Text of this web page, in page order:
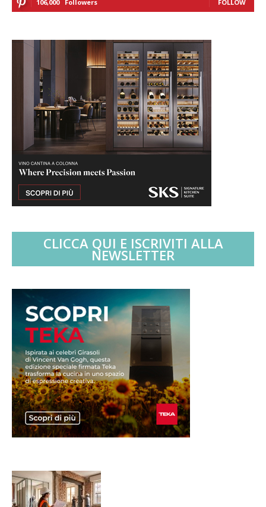
106,000 Followers FOLLOW
CLICCA QUI E ISCRIVITI ALLA
NEWSLETTER